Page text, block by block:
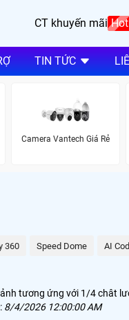
CT khuyến mãi
TIN TỨC
Camera Vantech Giá Rẻ
360 Speed Dome AI
tương ứng với 1/4 chât
8/4/2026 12:00:00 AM